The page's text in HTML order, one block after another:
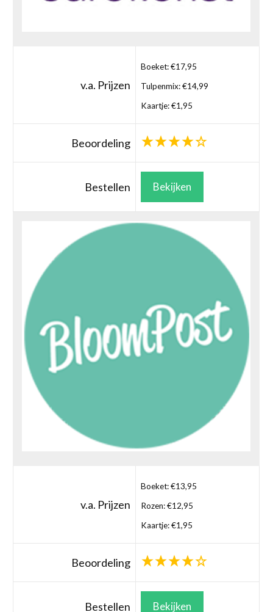
v.a. Prijzen
Boeket: €17,95
Tulpenmix: €14,99
Kaartje: €1,95
Beoordeling
Bestellen Bekijken
v.a. Prijzen
Boeket: €13,95
Rozen: €12,95
Kaartje: €1,95
Beoordeling
Bestellen Bekijken